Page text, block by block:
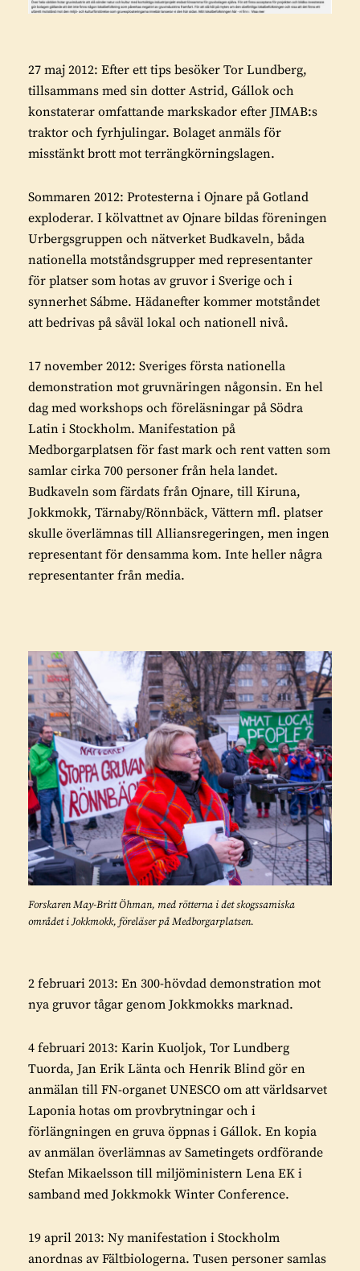
27 maj 2012: Efter ett tips besöker Tor Lundberg,
tillsammans med sin dotter Astrid, Gállok och
konstaterar omfattande markskador efter JIMAB:s
traktor och fyrhjulingar. Bolaget anmäls för
misstänkt brott mot terrängkörningslagen.
Sommaren 2012: Protesterna i Ojnare på Gotland
exploderar. I kölvattnet av Ojnare bildas föreningen
Urbergsgruppen och nätverket Budkaveln, båda
nationella motståndsgrupper med representanter
för platser som hotas av gruvor i Sverige och i
synnerhet Sábme. Hädanefter kommer motståndet
att bedrivas på såväl lokal och nationell nivå.
17 november 2012: Sveriges första nationella
demonstration mot gruvnäringen någonsin. En hel
dag med workshops och föreläsningar på Södra
Latin i Stockholm. Manifestation på
Medborgarplatsen för fast mark och rent vatten som
samlar cirka 700 personer från hela landet.
Budkaveln som färdats från Ojnare, till Kiruna,
Jokkmokk, Tärnaby/Rönnbäck, Vättern mfl. platser
skulle överlämnas till Alliansregeringen, men ingen
representant för densamma kom. Inte heller några
representanter från media.
Forskaren May-Britt Öhman, med rötterna i det skogssamiska
området i Jokkmokk, föreläser på Medborgarplatsen.
2 februari 2013: En 300-hövdad demonstration mot
nya gruvor tågar genom Jokkmokks marknad.
4 februari 2013: Karin Kuoljok, Tor Lundberg
Tuorda, Jan Erik Länta och Henrik Blind gör en
anmälan till FN-organet UNESCO om att världsarvet
Laponia hotas om provbrytningar och i
förlängningen en gruva öppnas i Gállok. En kopia
av anmälan överlämnas av Sametingets ordförande
Stefan Mikaelsson till miljöministern Lena EK i
samband med Jokkmokk Winter Conference.
19 april 2013: Ny manifestation i Stockholm
anordnas av Fältbiologerna. Tusen personer samlas